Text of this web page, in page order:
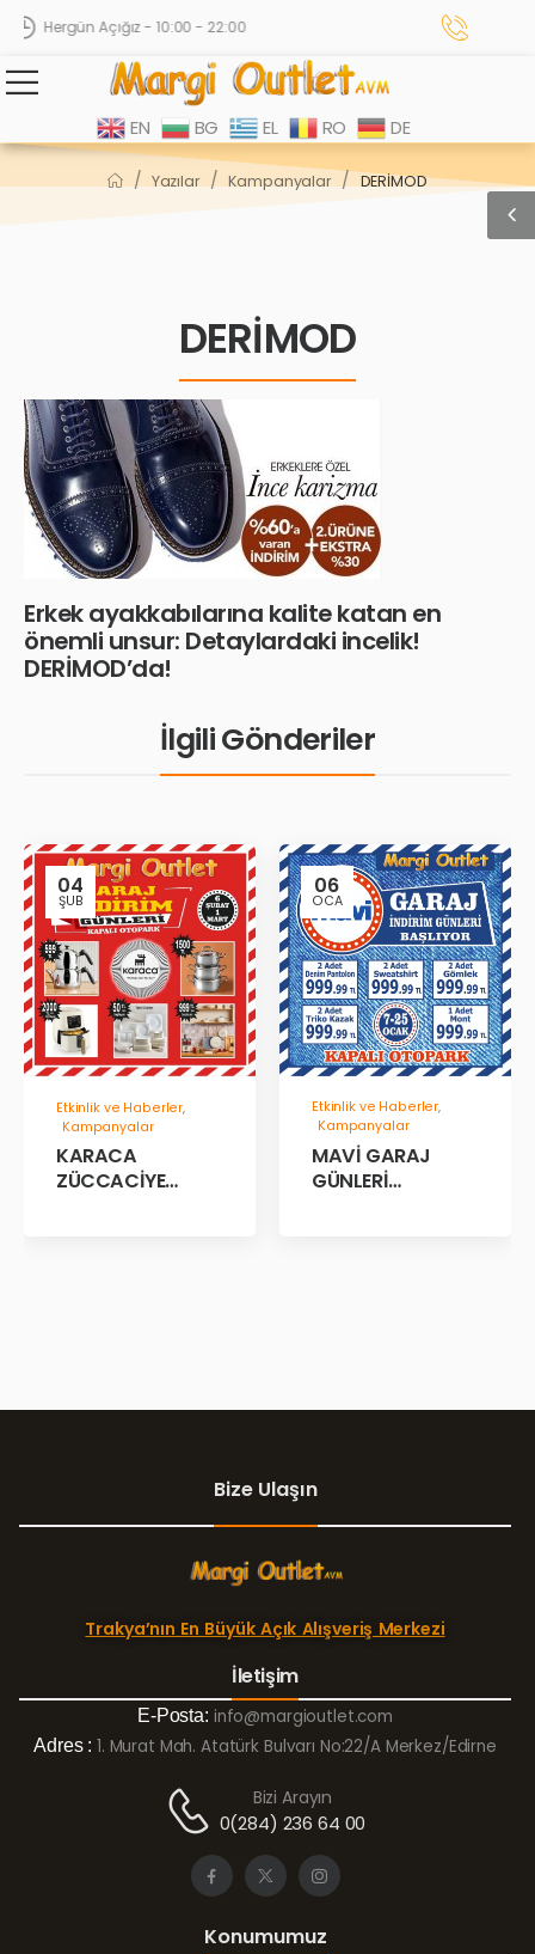
Hergün Açığız - 10:00 - 22:00
EN BG EL RO DE
/ Yazılar / Kampanyalar / DERİMOD
DERİMOD
Erkek ayakkabılarına kalite katan en
önemli unsur: Detaylardaki incelik!
DERİMOD’da!
İlgili Gönderiler
04
ŞUB
Etkinlik ve Haberler,
Kampanyalar
KARACA
ZÜCCACİYE
06
OCA
Etkinlik ve Haberler,
Kampanyalar
MAVİ GARAJ
GÜNLERİ
Bize Ulaşın
Trakya’nın En Büyük Açık Alışveriş Merkezi
İletişim
E-Posta: info@margioutlet.com
Adres : 1. Murat Mah. Atatürk Bulvarı No:22/A Merkez/Edirne
Bizi Arayın
0(284) 236 64 00
Konumumuz